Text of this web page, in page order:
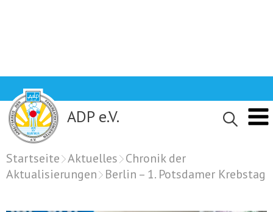
to
content
ADP e.V.
Startseite Aktuelles Chronik der
Aktualisierungen
Berlin – 1. Potsdamer Krebstag